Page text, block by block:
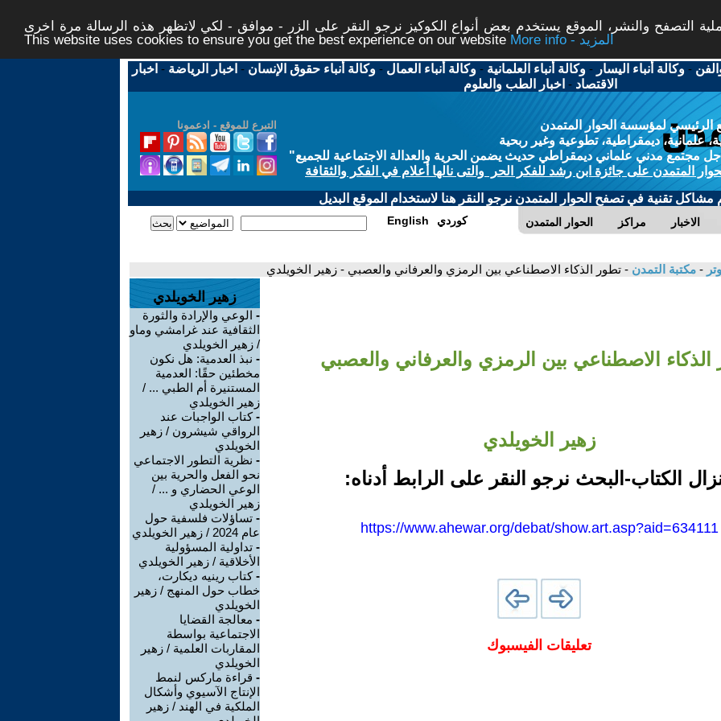
التصفح والنشر، الموقع يستخدم بعض أنواع الكوكيز نرجو النقر على الزر - موافق - لكي لاتظهر هذه الرسالة مرة اخرى -
This website uses cookies to ensure you get the best experience on our website
More info - المزيد
-وكالة أنباء اليسار -وكالة أنباء العلمانية -وكالة أنباء العمال -وكالة أنباء حقوق الإنسان - اخبار الرياضة - اخبار
الاقتصاد - اخبار الطب والعلوم
التبرع للموقع - ادعمونا
الرئيسي لمؤسسة الحوار المتمدن
علمانية، ديمقراطية، تطوعية وغير ربحية
مجتمع مدني علماني ديمقراطي حديث يضمن الحرية والعدالة الاجتماعية للجميع"
المتمدن على جائزة ابن رشد للفكر الحر والتى نالها أعلام في الفكر والثقافة
مشاكل تقنية في تصفح الحوار المتمدن نرجو النقر هنا لاستخدام الموقع البديل
الحوار المتمدن مراكز الاخبار English كوردي
- مكتبة التمدن - تطور الذكاء الاصطناعي بين الرمزي والعرفاني والعصبي - زهير الخويلدي
الذكاء الاصطناعي بين الرمزي والعرفاني والعصبي
زهير الخويلدي
الكتاب-البحث نرجو النقر على الرابط أدناه:
https://www.ahewar.org/debat/show.art.asp?aid=634111
تعليقات الفيسبوك
زهير الخويلدي
- الوعي والإرادة والثورة
الثقافية عند غرامشي وماو
/ زهير الخويلدي
- نبذ العدمية: هل نكون
مخطئين حقًا: العدمية
المستنيرة أم الطبي ... /
زهير الخويلدي
-كتاب الواجبات عند
الرواقي شيشرون / زهير
الخويلدي
- نظرية التطور الاجتماعي
نحو الفعل والحرية بين
الوعي الحضاري و ... /
زهير الخويلدي
- تساؤلات فلسفية حول
عام 2024 / زهير الخويلدي
- تداولية المسؤولية
الأخلاقية / زهير الخويلدي
-كتاب رينيه ديكارت،
خطاب حول المنهج / زهير
الخويلدي
- معالجة القضايا
الاجتماعية بواسطة
المقاربات العلمية / زهير
الخويلدي
- قراءة ماركس لنمط
الإنتاج الآسيوي وأشكال
الملكية في الهند / زهير